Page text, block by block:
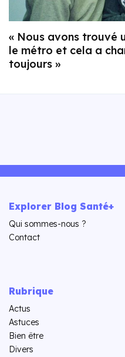
« Nous avons trouvé
le métro et cela a
toujours »
Explorer Blog Santé+
Qui sommes-nous ?
Contact
Rubrique
Actus
Astuces
Bien être
Divers